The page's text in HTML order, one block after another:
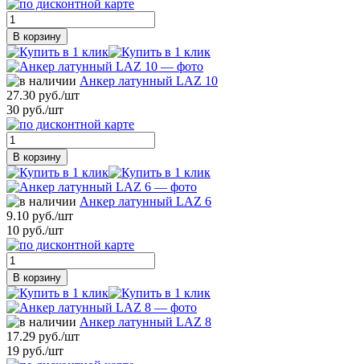
В корзину
Анкер латунный LAZ 10
27.30 руб./шт
30 руб./шт
В корзину
Анкер латунный LAZ 6
9.10 руб./шт
10 руб./шт
В корзину
Анкер латунный LAZ 8
17.29 руб./шт
19 руб./шт